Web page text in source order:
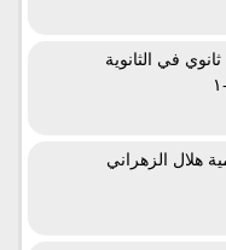
في الثانوية
هلال الزهراني